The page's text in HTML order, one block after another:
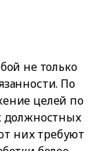
не только
По
целей по
должностных
них требуют